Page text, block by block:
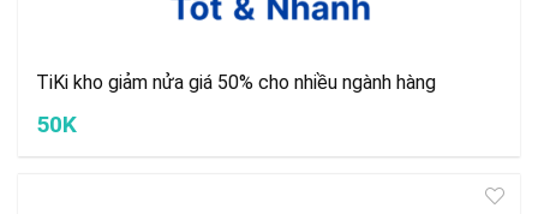
TiKi kho giảm nửa giá 50% cho nhiều ngành hàng
50K